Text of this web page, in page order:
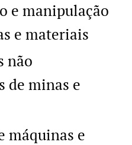
e manipulação
e materiais
não
de minas e
máquinas e